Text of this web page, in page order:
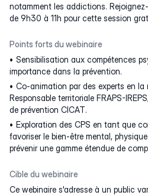
notamment les addictions.
de 9h30 à 11h pour cette session
Points forts du webinaire
Sensibilisation aux compétences
importance dans la prévention.
Co-animation par des experts en la
Responsable territoriale FRAPS-
de prévention CICAT.
Exploration des CPS en tant que
favoriser le bien-être mental,
prévenir une gamme étendue de
Cible du webinaire
Ce webinaire s'adresse à un public